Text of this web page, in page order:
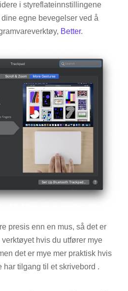
i styreflateinnstillingene
egne bevegelser ved å
Better.
presis enn en mus, så det er
hvis du utfører mye
det er mye mer praktisk hvis
har tilgang til et skrivebord .